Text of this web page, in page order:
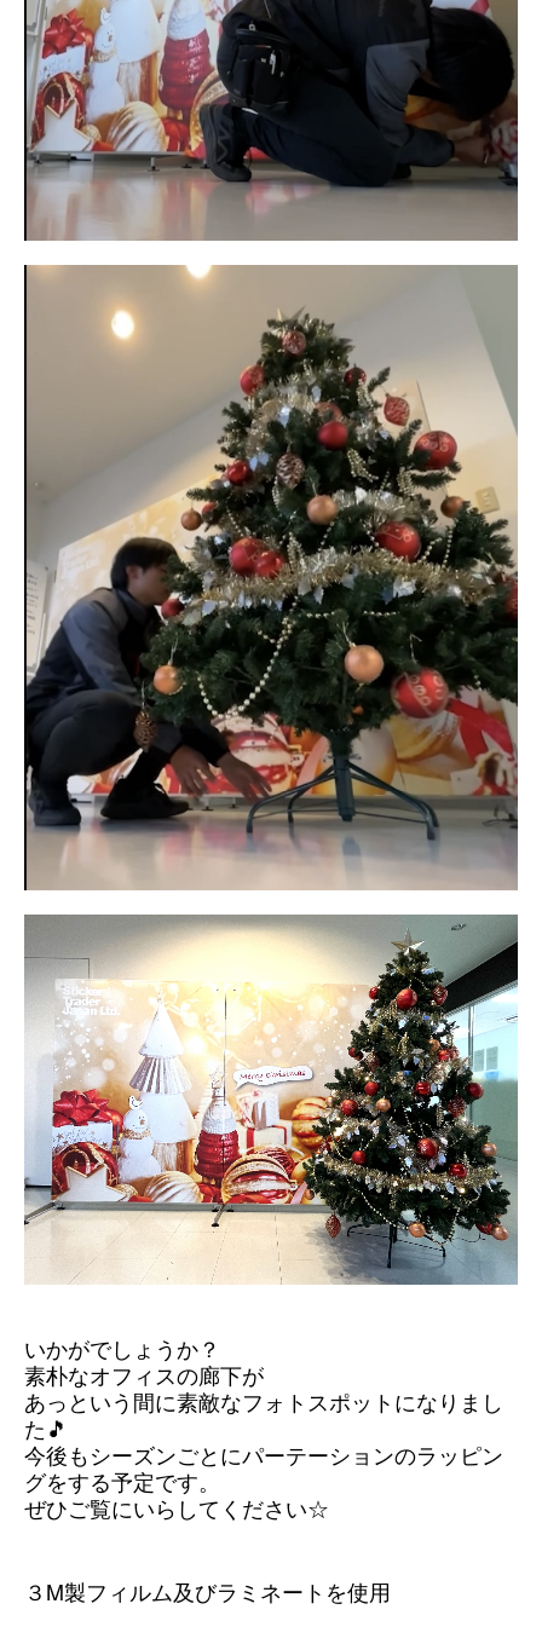
いかがでしょうか？
素朴なオフィスの廊下が
あっという間に素敵なフォトスポットになりまし
た🎵
今後もシーズンごとにパーテーションのラッピン
グをする予定です。
ぜひご覧にいらしてください☆
３ M製フィルム及びラミネートを使用